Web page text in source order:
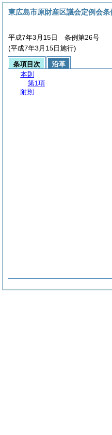
東広島市原財産区議会定例会条
平成7年3月15日 条例第26号
(平成7年3月15日施行)
条項目次
沿革
本則
第1項
附則